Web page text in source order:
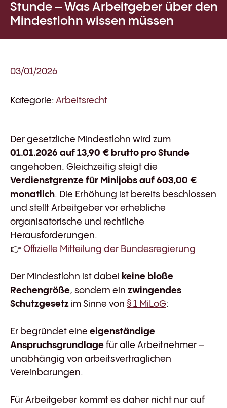
Stunde – Was Arbeitgeber über den
Mindestlohn wissen müssen
03/01/2026
Kategorie: Arbeitsrecht
Der gesetzliche Mindestlohn wird zum
01.01.2026 auf 13,90 € brutto pro Stunde
angehoben. Gleichzeitig steigt die
Verdienstgrenze für Minijobs auf 603,00 €
monatlich. Die Erhöhung ist bereits beschlossen
und stellt Arbeitgeber vor erhebliche
organisatorische und rechtliche
Herausforderungen.
👉 Offizielle Mitteilung der Bundesregierung
Der Mindestlohn ist dabei keine bloße
Rechengröße, sondern ein zwingendes
Schutzgesetz im Sinne von § 1 MiLoG:
Er begründet eine eigenständige
Anspruchsgrundlage für alle Arbeitnehmer –
unabhängig von arbeitsvertraglichen
Vereinbarungen.
Für Arbeitgeber kommt es daher nicht nur auf